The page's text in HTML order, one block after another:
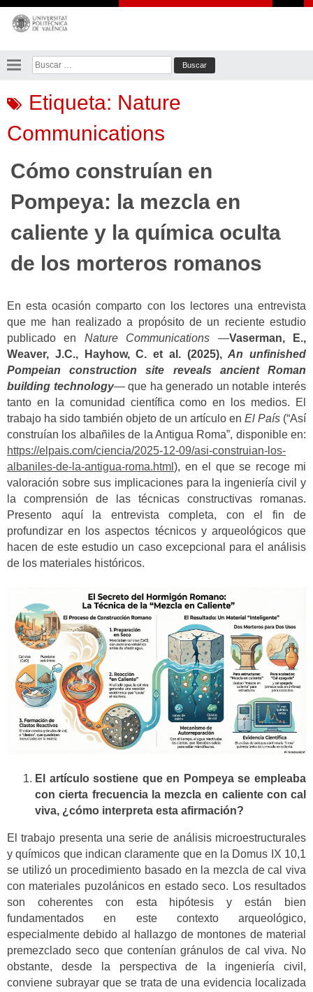
Saltar
contenido
Buscar:
Etiqueta: Nature
Communications
Cómo construían en
Pompeya: la mezcla en
caliente y la química oculta
de los morteros romanos
En esta ocasión comparto con los lectores una entrevista
que me han realizado a propósito de un reciente estudio
publicado en Nature Communications —Vaserman, E.,
Weaver, J.C., Hayhow, C. et al. (2025),An unfinished
Pompeian construction site reveals ancient Roman
building technology— que ha generado un notable interés
tanto en la comunidad científica como en los medios. El
trabajo ha sido también objeto de un artículo en El País (“Así
construían los albañiles de la Antigua Roma”, disponible en:
https://elpais.com/ciencia/2025-12-09/asi-construian-los-
albaniles-de-la-antigua-roma.html ), en el que se recoge mi
valoración sobre sus implicaciones para la ingeniería civil y
la comprensión de las técnicas constructivas romanas.
Presento aquí la entrevista completa, con el fin de
profundizar en los aspectos técnicos y arqueológicos que
hacen de este estudio un caso excepcional para el análisis
de los materiales históricos.
El artículo sostiene que en Pompeya se empleaba
con cierta frecuencia la mezcla en caliente con cal
viva, ¿cómo interpreta esta afirmación?
El trabajo presenta una serie de análisis microestructurales
y químicos que indican claramente que en la Domus IX 10,1
se utilizó un procedimiento basado en la mezcla de cal viva
con materiales puzolánicos en estado seco. Los resultados
son coherentes con esta hipótesis y están bien
fundamentados en este contexto arqueológico,
especialmente debido al hallazgo de montones de material
premezclado seco que contenían gránulos de cal viva. No
obstante, desde la perspectiva de la ingeniería civil,
conviene subrayar que se trata de una evidencia localizada